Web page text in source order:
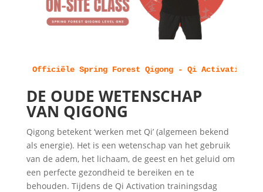
Officiële Spring Forest Qigong - Qi Activation
DE OUDE WETENSCHAP
VAN QIGONG
Qigong betekent ‘werken met Qi’ (algemeen bekend
als energie). Het is een wetenschap van het gebruik
van de adem, het lichaam, de geest en het geluid om
een ​​perfecte gezondheid te bereiken en te
behouden. Tijdens de Qi Activation trainingsdag